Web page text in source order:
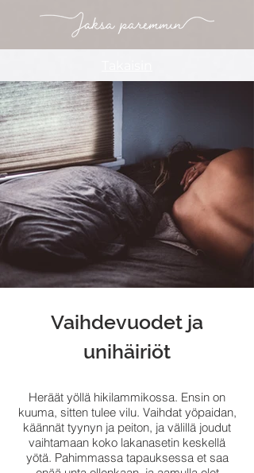
Vaihdevuodet ja
unihäiriöt
Heräät yöllä hikilammikossa. Ensin on
kuuma, sitten tulee vilu. Vaihdat yöpaidan,
käännät tyynyn ja peiton, ja välillä joudut
vaihtamaan koko lakanasetin keskellä
yötä. Pahimmassa tapauksessa et saa